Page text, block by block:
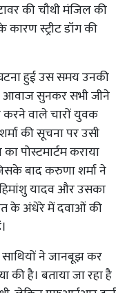
की चौथी मंजिल की
स्ट्रीट डॉग की
हुई उस समय उनकी
सुनकर सभी जीने
करने वाले चारों युवक
की सूचना पर उसी
पोस्टमार्टम कराया
बाद करुणा शर्मा ने
हिमांशु यादव और उसका
के अंधेरे में दवाओं की
ने जानबूझ कर
की है। बताया जा रहा है